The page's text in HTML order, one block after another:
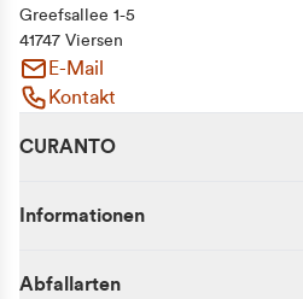
Greefsallee 1-5
41747 Viersen
E-Mail
Kontakt
CURANTO
Informationen
Abfallarten